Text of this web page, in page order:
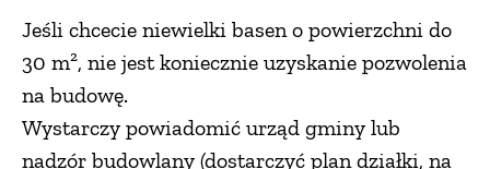
Jeśli chcecie niewielki basen o powierzchni do
30 m², nie jest koniecznie uzyskanie pozwolenia
na budowę.
Wystarczy powiadomić urząd gminy lub
nadzór budowlany (dostarczyć plan działki, na